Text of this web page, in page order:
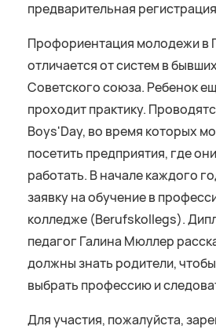
предварительная
Профориентация молодежи в
отличается от систем в
Советского союза. Ребенок
проходит практику.
Boys'Day, во время которых
посетить предприятия, где
работать. В начале каждого
заявку на обучение в
колледже (Berufskollegs).
педагог Галина Мюллер
должны знать родители,
выбрать профессию и
Для участия, пожалуйста,